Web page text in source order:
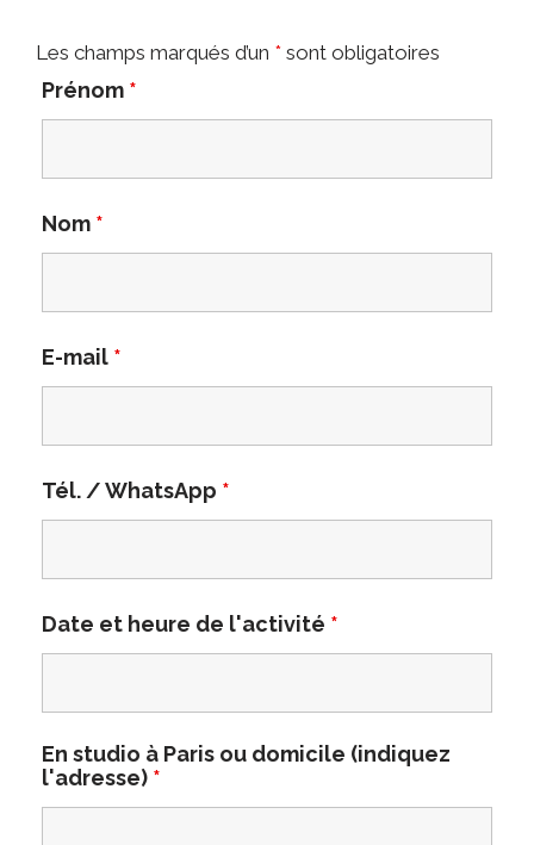
Les champs marqués d’un * sont obligatoires
Prénom *
Nom *
E-mail *
Tél. / WhatsApp *
Date et heure de l'activité *
En studio à Paris ou domicile (indiquez
l'adresse) *